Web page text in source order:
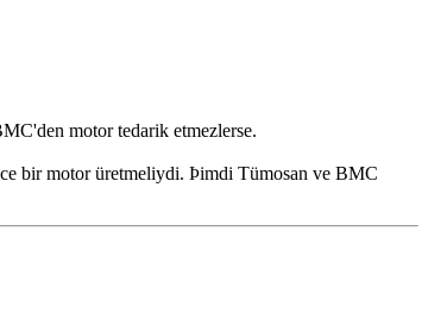
motor tedarik etmezlerse.
bir motor üretmeliydi. Þimdi Tümosan ve BMC